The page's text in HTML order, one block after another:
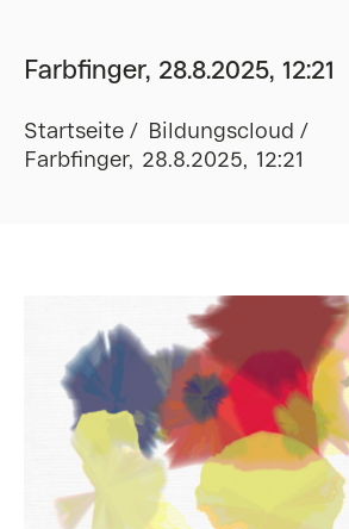
Farbfinger, 28.8.2025, 12:21
Startseite
Bildungscloud
Farbfinger, 28.8.2025, 12:21